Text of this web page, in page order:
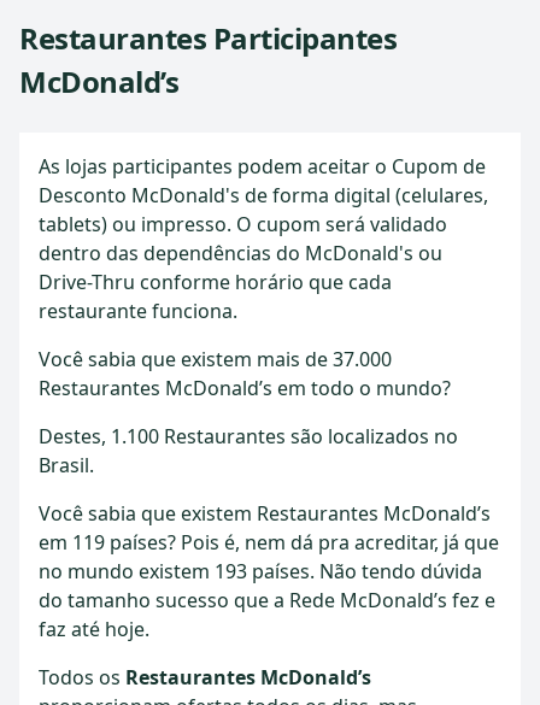
Restaurantes Participantes
McDonald’s
As lojas participantes podem aceitar o Cupom de
Desconto McDonald's de forma digital (celulares,
tablets) ou impresso. O cupom será validado
dentro das dependências do McDonald's ou
Drive-Thru conforme horário que cada
restaurante funciona.
Você sabia que existem mais de 37.000
Restaurantes McDonald’s em todo o mundo?
Destes, 1.100 Restaurantes são localizados no
Brasil.
Você sabia que existem Restaurantes McDonald’s
em 119 países? Pois é, nem dá pra acreditar, já que
no mundo existem 193 países. Não tendo dúvida
do tamanho sucesso que a Rede McDonald’s fez e
faz até hoje.
Todos os Restaurantes McDonald’s